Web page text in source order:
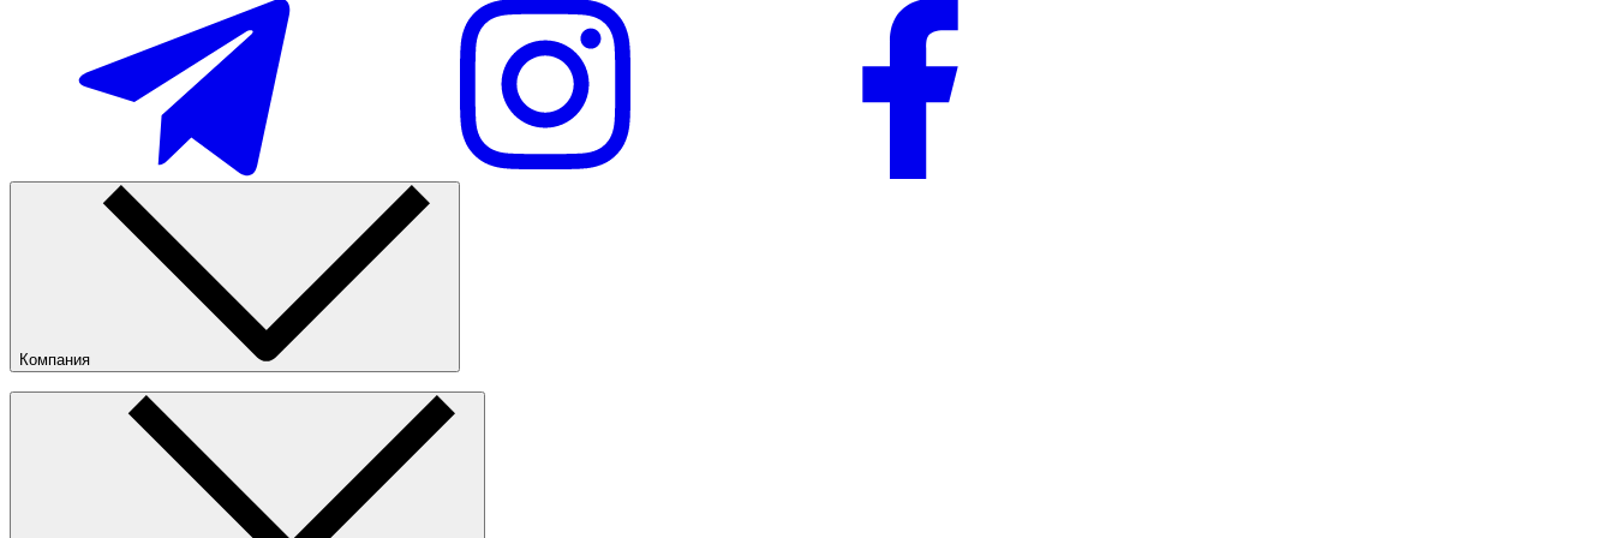
Наличие в магазинах
Nike Tashkent Amir Temur
Компания
О компании
Наши магазины
Публичная оферта